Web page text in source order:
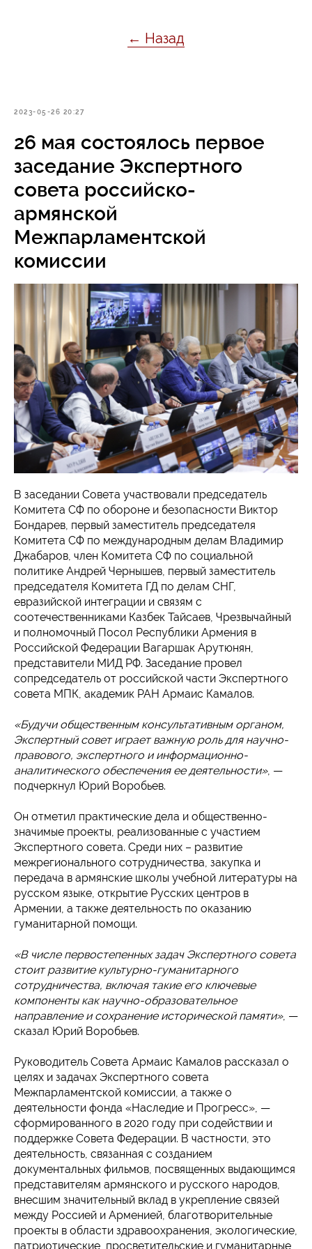
← Назад
2023-05-26 20:27
26 мая состоялось первое
заседание Экспертного
совета российско-
армянской
Межпарламентской
комиссии
В заседании Совета участвовали председатель
Комитета СФ по обороне и безопасности Виктор
Бондарев, первый заместитель председателя
Комитета СФ по международным делам Владимир
Джабаров, член Комитета СФ по социальной
политике Андрей Чернышев, первый заместитель
председателя Комитета ГД по делам СНГ,
евразийской интеграции и связям с
соотечественниками Казбек Тайсаев, Чрезвычайный
и полномочный Посол Республики Армения в
Российской Федерации Вагаршак Арутюнян,
представители МИД РФ. Заседание провел
сопредседатель от российской части Экспертного
совета МПК, академик РАН Армаис Камалов.
«Будучи общественным консультативным органом,
Экспертный совет играет важную роль для научно-
правового, экспертного и информационно-
аналитического обеспечения ее деятельности», —
подчеркнул Юрий Воробьев.
Он отметил практические дела и общественно-
значимые проекты, реализованные с участием
Экспертного совета. Среди них – развитие
межрегионального сотрудничества, закупка и
передача в армянские школы учебной литературы на
русском языке, открытие Русских центров в
Армении, а также деятельность по оказанию
гуманитарной помощи.
«В числе первостепенных задач Экспертного совета
стоит развитие культурно-гуманитарного
сотрудничества, включая такие его ключевые
компоненты как научно-образовательное
направление и сохранение исторической памяти», —
сказал Юрий Воробьев.
Руководитель Совета Армаис Камалов рассказал о
целях и задачах Экспертного совета
Межпарламентской комиссии, а также о
деятельности фонда «Наследие и Прогресс», —
сформированного в 2020 году при содействии и
поддержке Совета Федерации. В частности, это
деятельность, связанная с созданием
документальных фильмов, посвященных выдающимся
представителям армянского и русского народов,
внесшим значительный вклад в укрепление связей
между Россией и Арменией, благотворительные
проекты в области здравоохранения, экологические,
патриотические, просветительские и гуманитарные